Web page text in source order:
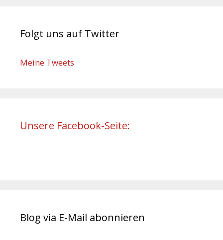
Folgt uns auf Twitter
Meine Tweets
Unsere Facebook-Seite:
Blog via E-Mail abonnieren